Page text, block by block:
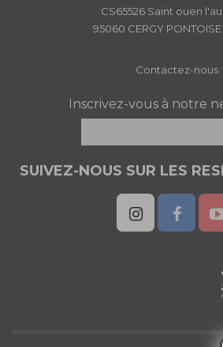
CS65526 Saint ouen
95060 CERGY PONTOISE
Contactez-nous
Inscrivez-vous à notre
SUIVEZ-NOUS SUR LES